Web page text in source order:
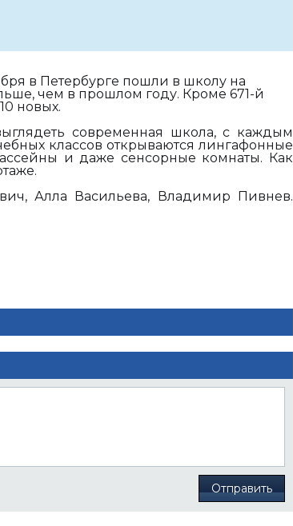
в Петербурге пошли в школу на
чем в прошлом году. Кроме 671-й
новых.
современная школа, с каждым
классов открываются лингафонные
и даже сенсорные комнаты. Как
Алла Васильева, Владимир Пивнев.
Отправить